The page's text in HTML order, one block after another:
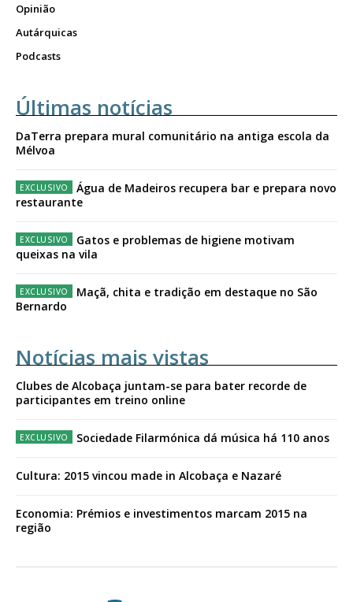
Opinião
Autárquicas
Podcasts
Últimas notícias
DaTerra prepara mural comunitário na antiga escola da
Mélvoa
Água de Madeiros recupera bar e prepara novo
restaurante
Gatos e problemas de higiene motivam
queixas na vila
Maçã, chita e tradição em destaque no São
Bernardo
Notícias mais vistas
Clubes de Alcobaça juntam-se para bater recorde de
participantes em treino online
Sociedade Filarmónica dá música há 110 anos
Cultura: 2015 vincou made in Alcobaça e Nazaré
Economia: Prémios e investimentos marcam 2015 na
região